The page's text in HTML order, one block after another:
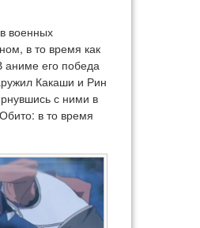
военных
в то время как
аниме его победа
Какаши и Рин
с ними в
в то время